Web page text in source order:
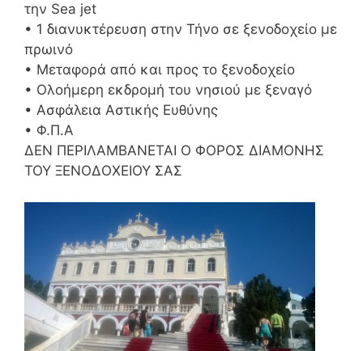
την Sea jet
• 1 διανυκτέρευση στην Τήνο σε ξενοδοχείο με
πρωινό
• Μεταφορά από και προς το ξενοδοχείο
• Ολοήμερη εκδρομή του νησιού με ξεναγό
• Ασφάλεια Αστικής Ευθύνης
• Φ.Π.Α
ΔΕΝ ΠΕΡΙΛΑΜΒΑΝΕΤΑΙ Ο ΦΟΡΟΣ ΔΙΑΜΟΝΗΣ
ΤΟΥ ΞΕΝΟΔΟΧΕΙΟΥ ΣΑΣ